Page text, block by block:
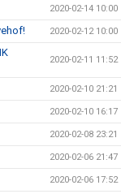
2020-02-14 10:00
2020-02-12 10:00
2020-02-11 11:52
2020-02-10 21:21
2020-02-10 16:17
2020-02-08 23:21
2020-02-06 21:47
2020-02-06 17:52